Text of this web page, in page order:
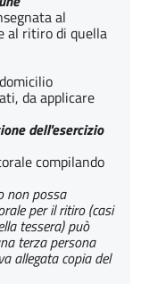
al
al ritiro di quella
da applicare
dell'esercizio
compilando
non possa
per il ritiro (casi
tessera) può
terza persona
allegata copia del